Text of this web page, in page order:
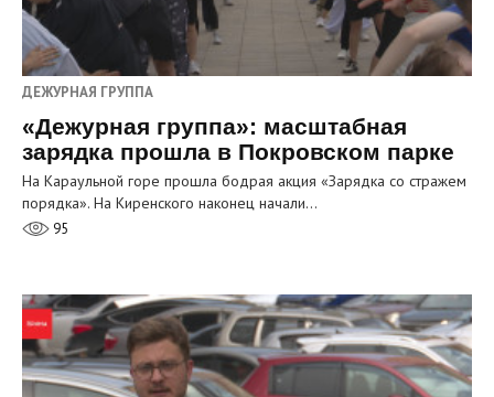
ДЕЖУРНАЯ ГРУППА
«Дежурная группа»: масштабная
зарядка прошла в Покровском парке
На Караульной горе прошла бодрая акция «Зарядка со стражем
порядка». На Киренского наконец начали…
95